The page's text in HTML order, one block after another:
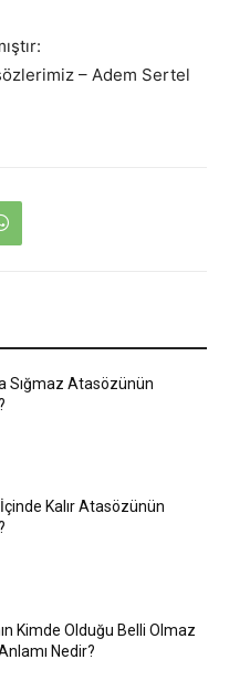
– Adem Sertel
Sığmaz Atasözünün
İçinde Kalır Atasözünün
Kimde Olduğu Belli Olmaz
Nedir?